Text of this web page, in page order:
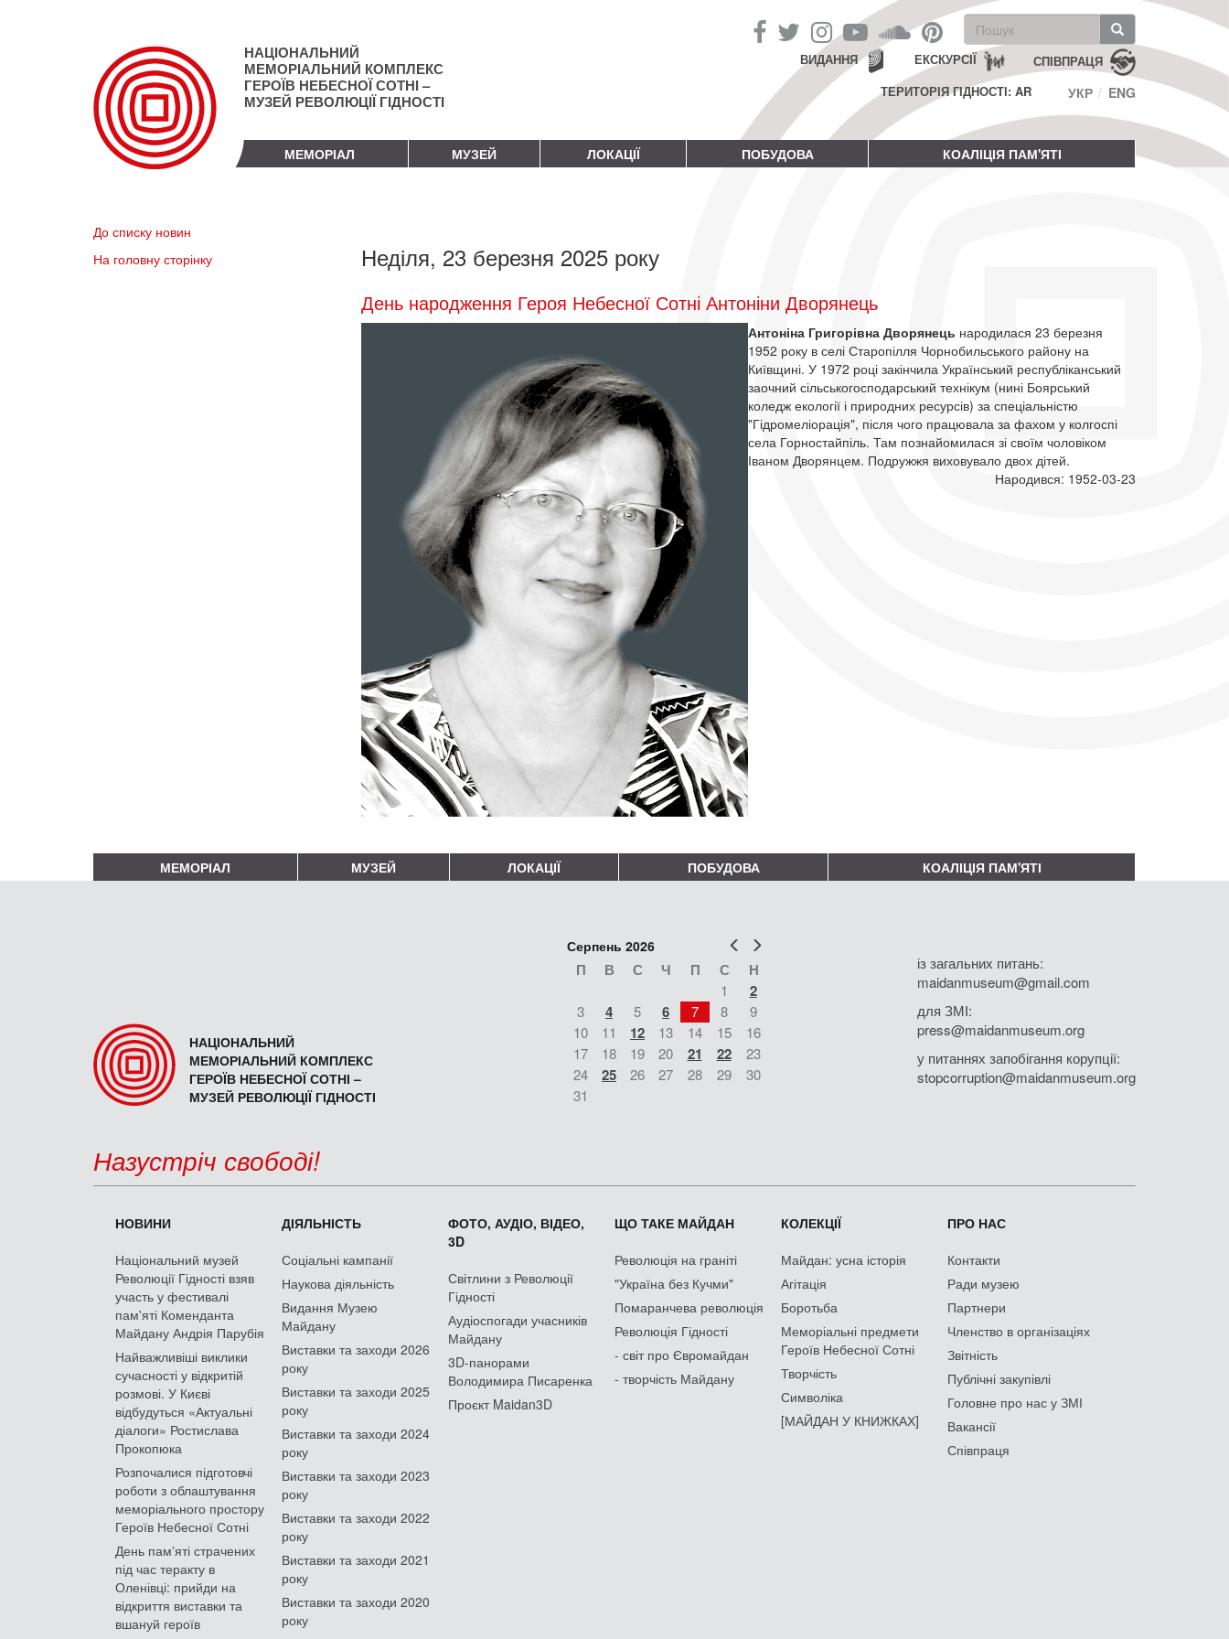
НАЦІОНАЛЬНИЙ
МЕМОРІАЛЬНИЙ КОМПЛЕКС
ГЕРОЇВ НЕБЕСНОЇ СОТНІ –
МУЗЕЙ РЕВОЛЮЦІЇ ГІДНОСТІ
Пошукова
форма
Пошук СПІВПРАЦЯ
ЕКСКУРСІЇ
ВИДАННЯ
ТЕРИТОРІЯ ГІДНОСТІ: AR
УКР ENG
МЕМОРІАЛ МУЗЕЙ ЛОКАЦІЇ ПОБУДОВА КОАЛІЦІЯ ПАМ'ЯТІ
До списку новин
На головну сторінку
Неділя, 23 березня 2025 року
День народження Героя Небесної Сотні Антоніни Дворянець
Антоніна Григорівна Дворянець народилася 23 березня
1952 року в селі Старопілля Чорнобильського району на
Київщині. У 1972 році закінчила Український республіканський
заочний сільськогосподарський технікум (нині Боярський
коледж екології і природних ресурсів) за спеціальністю
"Гідромеліорація", після чого працювала за фахом у колгоспі
села Горностайпіль. Там познайомилася зі своїм чоловіком
Іваном Дворянцем. Подружжя виховувало двох дітей.
Народився: 1952-03-23
МЕМОРІАЛ МУЗЕЙ ЛОКАЦІЇ ПОБУДОВА КОАЛІЦІЯ ПАМ'ЯТІ
НАЦІОНАЛЬНИЙ
МЕМОРІАЛЬНИЙ КОМПЛЕКС
ГЕРОЇВ НЕБЕСНОЇ СОТНІ –
МУЗЕЙ РЕВОЛЮЦІЇ ГІДНОСТІ
Попер
Серпень 2026
П В С Ч П С Н
1 2
3 4 5 6 7 8
9
10
11 12 13 14 15
16
17
18 19 20 21 22
23
24
25 26 27 28 29
30
31
із загальних питань:
maidanmuseum@gmail.com
для ЗМІ:
press@maidanmuseum.org
у питаннях запобігання корупції:
stopcorruption@maidanmuseum.org
Назустріч свободі!
НОВИНИ
Національний музей
Революції Гідності взяв
участь у фестивалі
пам'яті Коменданта
Майдану Андрія Парубія
Найважливіші виклики
сучасності у відкритій
розмові. У Києві
відбудуться «Актуальні
діалоги» Ростислава
Прокопюка
Розпочалися підготовчі
роботи з облаштування
меморіального простору
Героїв Небесної Сотні
День памʼяті страчених
під час теракту в
Оленівці: прийди на
відкриття виставки та
вшануй героїв
ДІЯЛЬНІСТЬ
Соціальні кампанії
Наукова діяльність
Видання Музею
Майдану
Виставки та заходи 2026
року
Виставки та заходи 2025
року
Виставки та заходи 2024
року
Виставки та заходи 2023
року
Виставки та заходи 2022
року
Виставки та заходи 2021
року
Виставки та заходи 2020
року
ФОТО, АУДІО, ВІДЕО,
3D
Світлини з Революції
Гідності
Аудіоспогади учасників
Майдану
3D-панорами
Володимира Писаренка
Проєкт Maidan3D
ЩО ТАКЕ МАЙДАН
Революція на граніті
"Україна без Кучми"
Помаранчева революція
Революція Гідності
- світ про Євромайдан
- творчість Майдану
КОЛЕКЦІЇ
Майдан: усна історія
Агітація
Боротьба
Меморіальні предмети
Героїв Небесної Сотні
Творчість
Символіка
[МАЙДАН У КНИЖКАХ]
ПРО НАС
Контакти
Ради музею
Партнери
Членство в організаціях
Звітність
Публічні закупівлі
Головне про нас у ЗМІ
Вакансії
Співпраця